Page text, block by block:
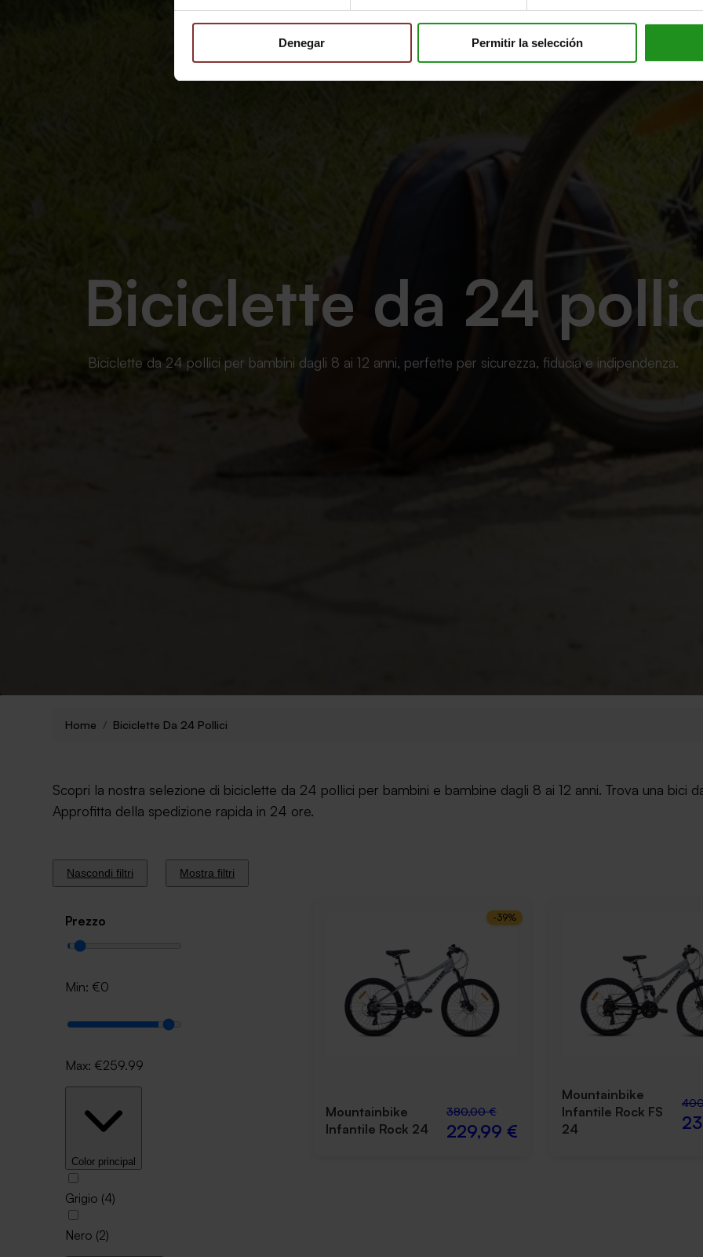
Denegar Permitir la selección
Biciclette da 24
Biciclette da 24 pollici per bambini dagli 8 ai 12 anni, perfette per sicurezza, fiducia e indipendenza.
Home Biciclette Da 24 Pollici
Scopri la nostra selezione di biciclette da 24 pollici per bambini e bambine dagli 8 ai 12 anni. Trova una bici
Approfitta della spedizione rapida in 24 ore.
Nascondi filtri Mostra filtri
Prezzo
Min: €0
Max: €259.99
Color principal
Grigio (4)
Nero (2)
-39%
Mountainbike
Infantile Rock 24
380,00 €
229,99 €
Mountainbike
Infantile Rock FS
24